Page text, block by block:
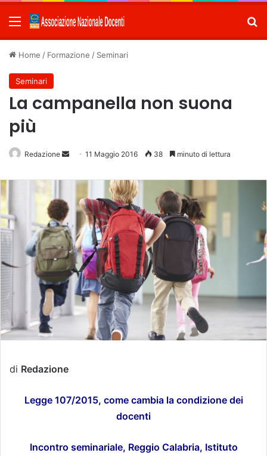
Menu
Home / Formazione / Seminari
Seminari
La campanella non suona
più
Redazione
Invia 11 Maggio 2016 38 minuto di lettura
di Redazione
Legge 107/2015, come cambia la condizione dei
docenti
Incontro seminariale, Reggio Calabria, Istituto